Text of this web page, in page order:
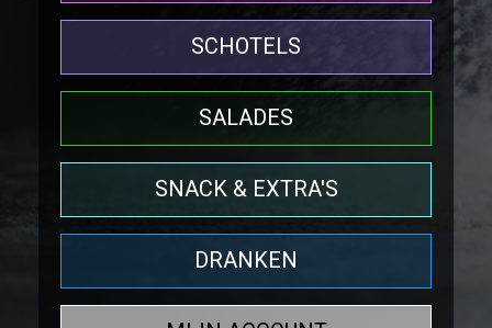
SCHOTELS
SALADES
SNACK & EXTRA'S
DRANKEN